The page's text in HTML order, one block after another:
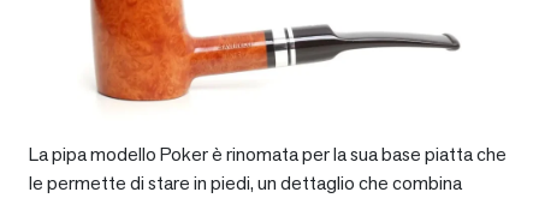
La pipa modello Poker è rinomata per la sua base piatta che
le permette di stare in piedi, un dettaglio che combina